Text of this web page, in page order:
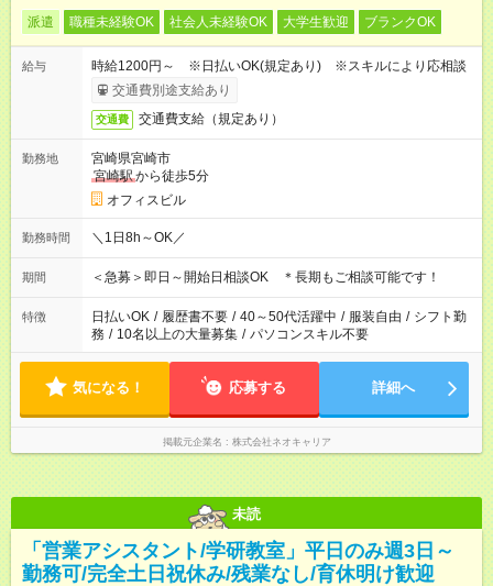
派遣 職種未経験OK 社会人未経験OK 大学生歓迎 ブランクOK
給与
時給1200円～ ※日払いOK(規定あり) ※スキルにより応相談
交通費別途支給あり
交通費 交通費支給（規定あり）
勤務地
宮崎県宮崎市
宮崎駅から徒歩5分
オフィスビル
勤務時間 ＼1日8h～OK／
期間 ＜急募＞即日～開始日相談OK ＊長期もご相談可能です！
特徴 日払いOK / 履歴書不要 / 40～50代活躍中 / 服装自由 / シフト勤
務 / 10名以上の大量募集 / パソコンスキル不要
気になる！ 応募する 詳細へ
掲載元企業名 株式会社ネオキャリア
未読
「営業アシスタント/学研教室」平日のみ週3日～
勤務可/完全土日祝休み/残業なし/育休明け歓迎